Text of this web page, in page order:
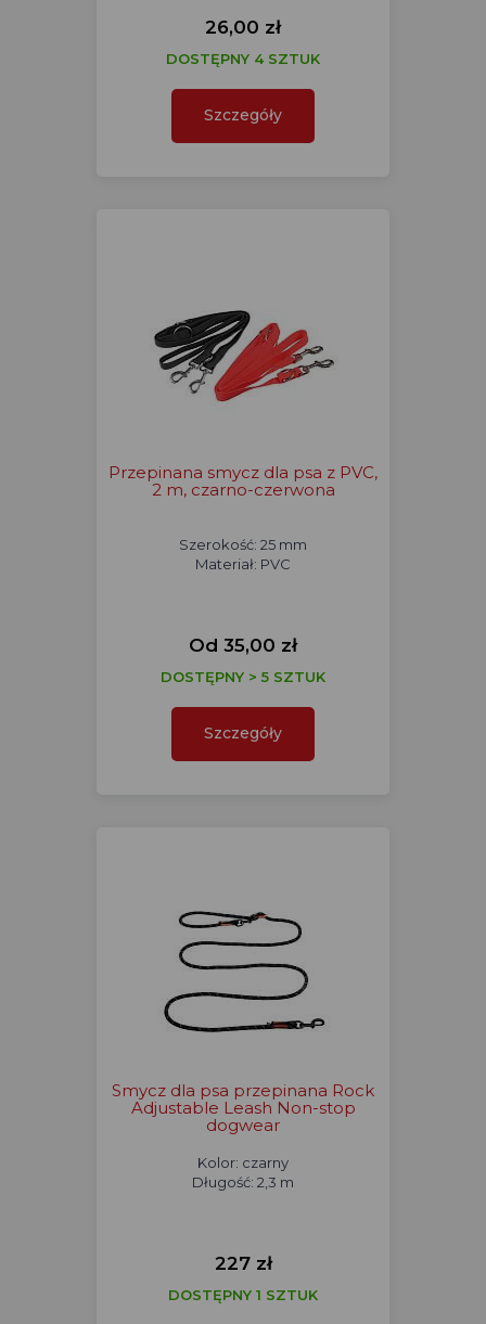
26,00 zł
DOSTĘPNY 4 SZTUK
Szczegóły
Przepinana smycz dla psa z PVC,
2 m, czarno-czerwona
Szerokość: 25 mm
Materiał: PVC
Od 35,00 zł
DOSTĘPNY > 5 SZTUK
Szczegóły
Smycz dla psa przepinana Rock
Adjustable Leash Non-stop
dogwear
Kolor: czarny
Długość: 2,3 m
227 zł
DOSTĘPNY 1 SZTUK